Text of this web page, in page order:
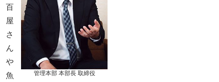
管理本部 本部長 取締役
百
屋
さ
ん
や
魚